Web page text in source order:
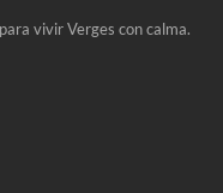
vivir Verges con calma.